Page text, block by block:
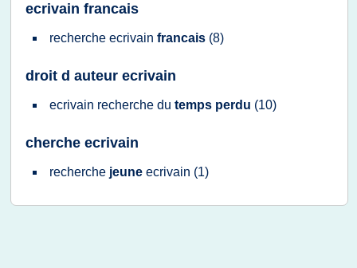
ecrivain francais
recherche ecrivain francais (8)
droit d auteur ecrivain
ecrivain recherche du temps perdu (10)
cherche ecrivain
recherche jeune ecrivain (1)